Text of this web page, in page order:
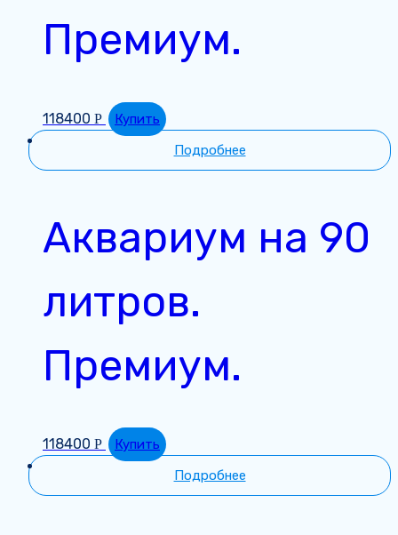
Премиум.
118400 Р
Купить
Подробнее
Аквариум на 90
литров.
Премиум.
118400 Р
Купить
Подробнее